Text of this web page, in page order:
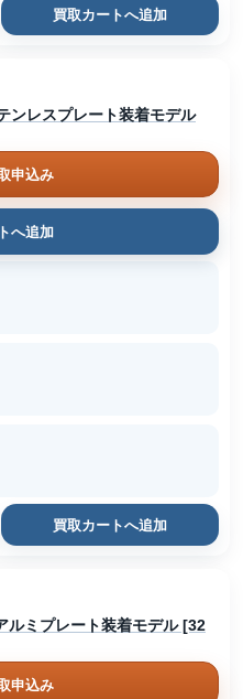
買取カートへ追加
ンレスプレート装着モデル
申込み
へ追加
買取カートへ追加
ミプレート装着モデル [32
申込み